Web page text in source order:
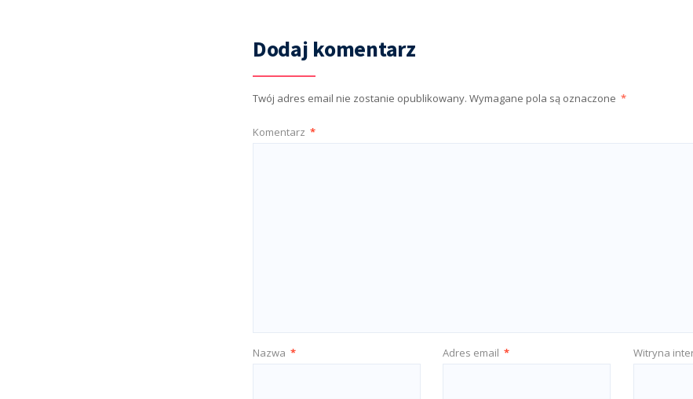
Dodaj komentarz
Twój adres email nie zostanie opublikowany. Wymagane pola są oznaczone *
Komentarz *
Nazwa * Adres email * Witryna